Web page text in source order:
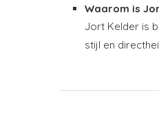
Waarom is
Jort Kelder is
stijl en